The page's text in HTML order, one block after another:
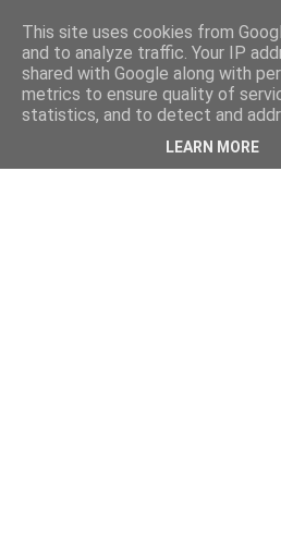
This site uses cookies from
and to analyze traffic. Your IP
shared with Google along with
metrics to ensure quality of
statistics, and to detect and
LEARN MORE